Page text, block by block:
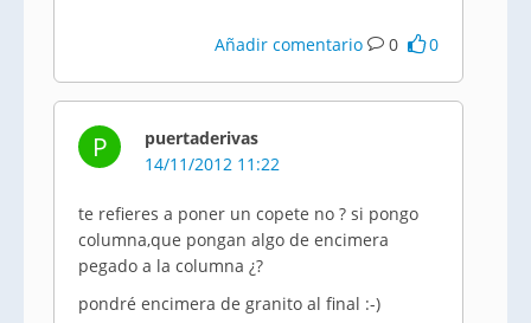
Añadir comentario 0 0
P
puertaderivas
14/11/2012 11:22
te refieres a poner un copete no ? si pongo
columna,que pongan algo de encimera
pegado a la columna ¿?
pondré encimera de granito al final :-)